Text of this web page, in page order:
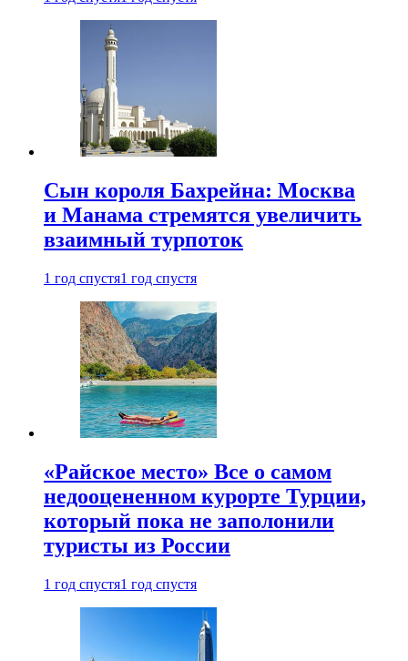
Сын короля Бахрейна: Москва
и Манама стремятся увеличить
взаимный турпоток
1 год спустя1 год спустя
«Райское место» Все о самом
недооцененном курорте Турции,
который пока не заполонили
туристы из России
1 год спустя1 год спустя